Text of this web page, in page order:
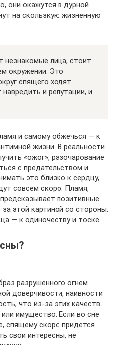
они окажутся в дурной
на скользкую жизненную
незнакомые лица, стоит
окружении. Это
спящего ходят
и репутации, и
и самому обжечься — к
жизни. В реальности
«ожог», разочарование
с предательством и
это близко к сердцу,
совсем скоро. Пламя,
позитивные
этой картиной со стороны.
— к одиночеству и тоске.
разрушенного огнем
доверчивости, наивности
что из-за этих качеств
имущество. Если во сне
спящему скоро придется
свои интересны, не